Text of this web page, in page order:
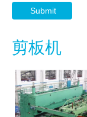
Submit
剪板机